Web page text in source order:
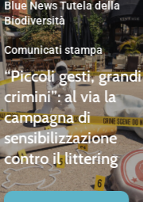
Blue News Tutela della
Biodiversità
Comunicati stampa
“Piccoli gesti, grandi
crimini”: al via la
campagna di
sensibilizzazione
contro il littering